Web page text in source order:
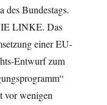
des Bundestags.
LINKE. Das
einer EU-
Entwurf zum
vor wenigen